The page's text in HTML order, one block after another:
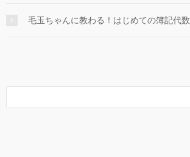
毛玉ちゃんに教わる！はじめての簿記代数